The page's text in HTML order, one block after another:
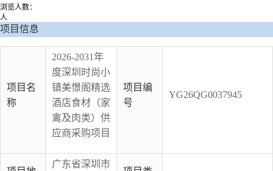
浏览人数：
人
项目信息
项目名
称
2026-2031年
度深圳时尚小
镇美憬阁精选
酒店食材（家
禽及肉类）供
应商采购项目
项目编
号
YG26QG0037945
广东省深圳市